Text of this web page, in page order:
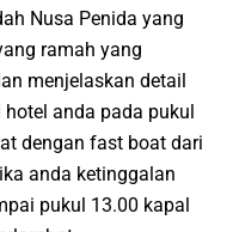
Nusa Penida yang
ramah yang
menjelaskan detail
anda pada pukul
dengan fast boat dari
anda ketinggalan
pukul 13.00 kapal